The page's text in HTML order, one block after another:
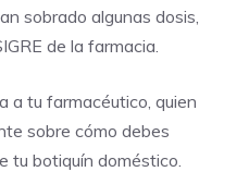
sobrado algunas dosis,
de la farmacia.
a tu farmacéutico, quien
sobre cómo debes
tu botiquín doméstico.